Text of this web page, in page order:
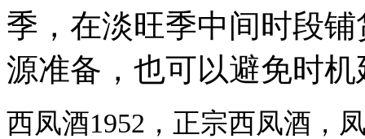
季，在淡旺季中间时段
源准备，也可以避免时机
西凤酒1952，正宗西凤酒